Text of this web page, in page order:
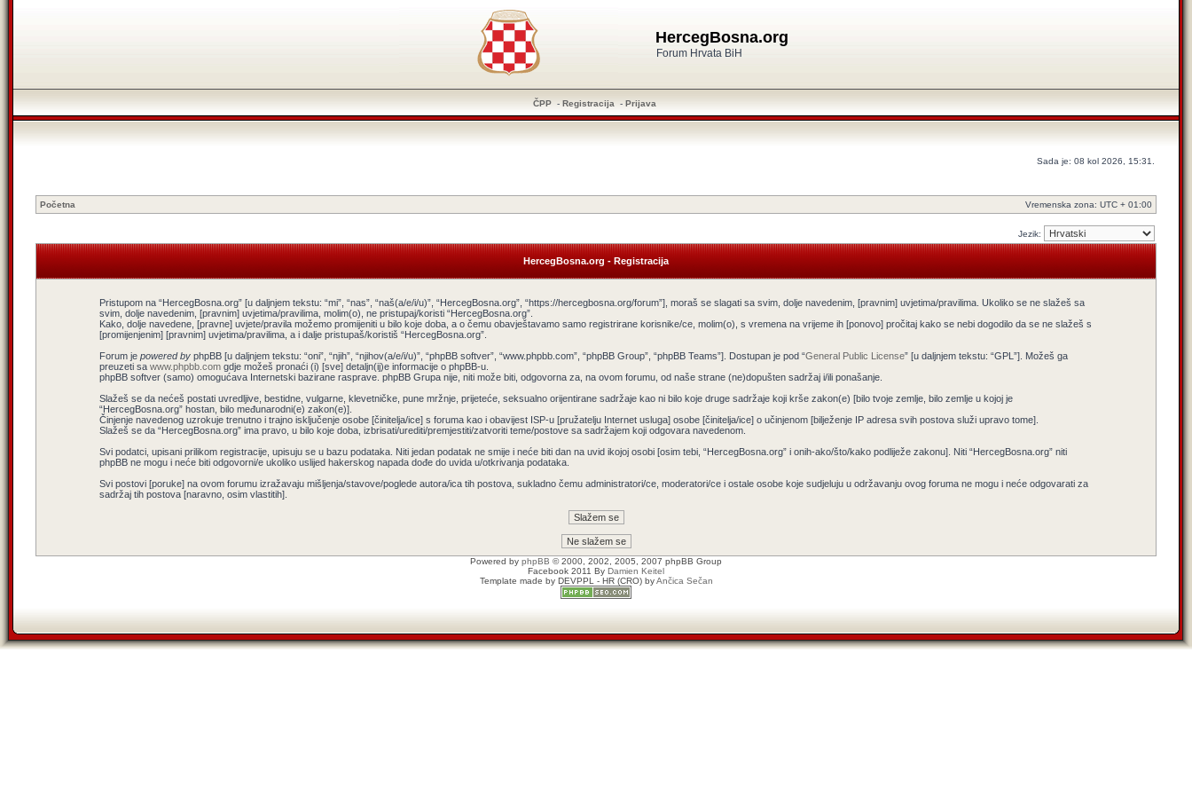
HercegBosna.org
Forum Hrvata BiH
ČPP - Registracija - Prijava
Sada je: 08 kol 2026, 15:31.
Početna Vremenska zona: UTC + 01:00
Jezik:
HercegBosna.org - Registracija
Pristupom na “HercegBosna.org” [u daljnjem tekstu: “mi”, “nas”, “naš(a/e/i/u)”, “HercegBosna.org”, “https://hercegbosna.org/forum”], moraš se slagati sa svim, dolje navedenim, [pravnim] uvjetima/pravilima. Ukoliko se ne slažeš sa
svim, dolje navedenim, [pravnim] uvjetima/pravilima, molim(o), ne pristupaj/koristi “HercegBosna.org”.
Kako, dolje navedene, [pravne] uvjete/pravila možemo promijeniti u bilo koje doba, a o čemu obavještavamo samo registrirane korisnike/ce, molim(o), s vremena na vrijeme ih [ponovo] pročitaj kako se nebi dogodilo da se ne slažeš s
[promijenjenim] [pravnim] uvjetima/pravilima, a i dalje pristupaš/koristiš “HercegBosna.org”.
Forum je powered by phpBB [u daljnjem tekstu: “oni”, “njih”, “njihov(a/e/i/u)”, “phpBB softver”, “www.phpbb.com”, “phpBB Group”, “phpBB Teams”]. Dostupan je pod “General Public License” [u daljnjem tekstu: “GPL”]. Možeš ga
preuzeti sa www.phpbb.com gdje možeš pronaći (i) [sve] detaljn(ij)e informacije o phpBB-u.
phpBB softver (samo) omogućava Internetski bazirane rasprave. phpBB Grupa nije, niti može biti, odgovorna za, na ovom forumu, od naše strane (ne)dopušten sadržaj i/ili ponašanje.
Slažeš se da nećeš postati uvredljive, bestidne, vulgarne, klevetničke, pune mržnje, prijeteće, seksualno orijentirane sadržaje kao ni bilo koje druge sadržaje koji krše zakon(e) [bilo tvoje zemlje, bilo zemlje u kojoj je
“HercegBosna.org” hostan, bilo međunarodni(e) zakon(e)].
Činjenje navedenog uzrokuje trenutno i trajno isključenje osobe [činitelja/ice] s foruma kao i obavijest ISP-u [pružatelju Internet usluga] osobe [činitelja/ice] o učinjenom [bilježenje IP adresa svih postova služi upravo tome].
Slažeš se da “HercegBosna.org” ima pravo, u bilo koje doba, izbrisati/urediti/premjestiti/zatvoriti teme/postove sa sadržajem koji odgovara navedenom.
Svi podatci, upisani prilikom registracije, upisuju se u bazu podataka. Niti jedan podatak ne smije i neće biti dan na uvid ikojoj osobi [osim tebi, “HercegBosna.org” i onih-ako/što/kako podliježe zakonu]. Niti “HercegBosna.org” niti
phpBB ne mogu i neće biti odgovorni/e ukoliko uslijed hakerskog napada dođe do uvida u/otkrivanja podataka.
Svi postovi [poruke] na ovom forumu izražavaju mišljenja/stavove/poglede autora/ica tih postova, sukladno čemu administratori/ce, moderatori/ce i ostale osobe koje sudjeluju u održavanju ovog foruma ne mogu i neće odgovarati za
sadržaj tih postova [naravno, osim vlastitih].
Powered by phpBB © 2000, 2002, 2005, 2007 phpBB Group
Facebook 2011 By Damien Keitel
Template made by DEVPPL - HR (CRO) byAnčica Sečan